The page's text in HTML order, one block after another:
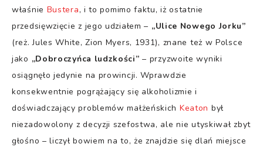
właśnie Bustera, i to pomimo faktu, iż ostatnie
przedsięwzięcie z jego udziałem – „Ulice Nowego Jorku”
(reż. Jules White, Zion Myers, 1931), znane też w Polsce
jako „Dobroczyńca ludzkości” – przyzwoite wyniki
osiągnęło jedynie na prowincji. Wprawdzie
konsekwentnie pogrążający się alkoholizmie i
doświadczający problemów małżeńskich Keaton był
niezadowolony z decyzji szefostwa, ale nie utyskiwał zbyt
głośno – liczył bowiem na to, że znajdzie się dlań miejsce